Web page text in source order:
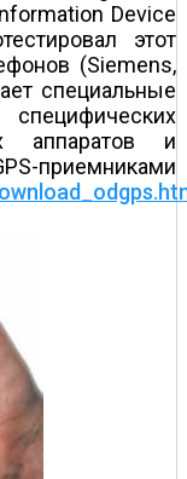
Device
этот
(Siemens,
специальные
аппаратов и
приемниками